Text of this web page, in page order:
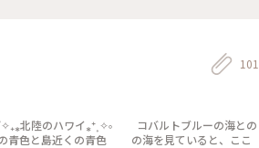
101
青色と島近くの青色 の海を見ていると、ここ